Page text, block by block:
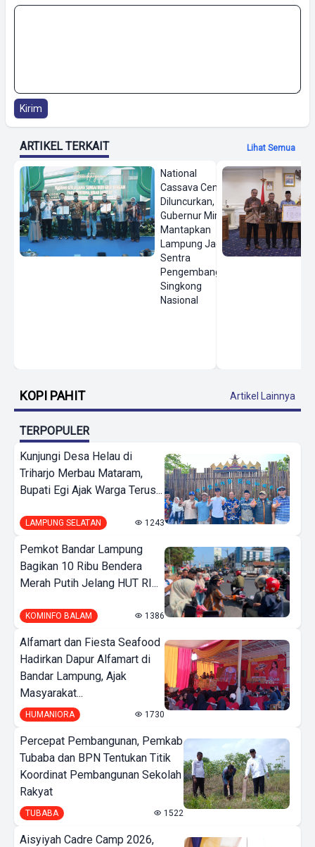
Kirim
ARTIKEL TERKAIT Lihat Semua
National
Cassava Center
Diluncurkan,
Gubernur Mirza
Mantapkan
Lampung Jadi
Sentra
Pengembangan
Singkong
Nasional
KOPI PAHIT Artikel Lainnya
TERPOPULER
Kunjungi Desa Helau di
Triharjo Merbau Mataram,
Bupati Egi Ajak Warga Terus...
LAMPUNG SELATAN 1243
Pemkot Bandar Lampung
Bagikan 10 Ribu Bendera
Merah Putih Jelang HUT RI...
KOMINFO BALAM 1386
Alfamart dan Fiesta Seafood
Hadirkan Dapur Alfamart di
Bandar Lampung, Ajak
Masyarakat...
HUMANIORA 1730
Percepat Pembangunan, Pemkab
Tubaba dan BPN Tentukan Titik
Koordinat Pembangunan Sekolah
Rakyat
TUBABA 1522
Aisyiyah Cadre Camp 2026,